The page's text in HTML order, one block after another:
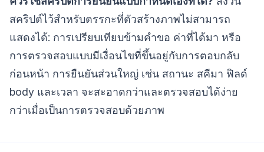
สคริปต์ไว้สำหรับตรรกะที่ตัวสร้างภาพไม่สามารถ
แสดงได้: การเปรียบเทียบข้ามคำขอ ค่าที่ได้มา หรือ
การตรวจสอบแบบมีเงื่อนไขที่ขึ้นอยู่กับการตอบกลับ
ก่อนหน้า การยืนยันส่วนใหญ่ เช่น สถานะ สคีมา ฟิลด์
body และเวลา จะสะอาดกว่าและตรวจสอบได้ง่าย
กว่าเมื่อเป็นการตรวจสอบด้วยภาพ